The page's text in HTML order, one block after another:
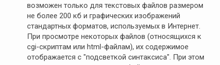
возможен только для текстовых файлов размером
не более 200 кб и графических изображений
стандартных форматов, используемых в Интернет.
При просмотре некоторых файлов (относящихся к
cgi-скриптам или html-файлам), их содержимое
отображается с "подсветкой синтаксиса". При этом